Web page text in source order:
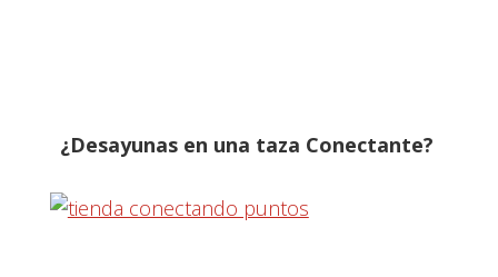
¿Desayunas en una taza Conectante?